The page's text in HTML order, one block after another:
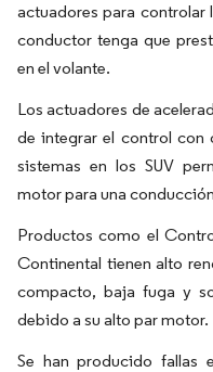
actuadores para controlar
conductor tenga que
en el volante.
Los actuadores de
de integrar el control con
sistemas en los SUV
motor para una
Productos como el
Continental tienen alto
compacto, baja fuga y
debido a su alto par motor.
Se han producido fallas